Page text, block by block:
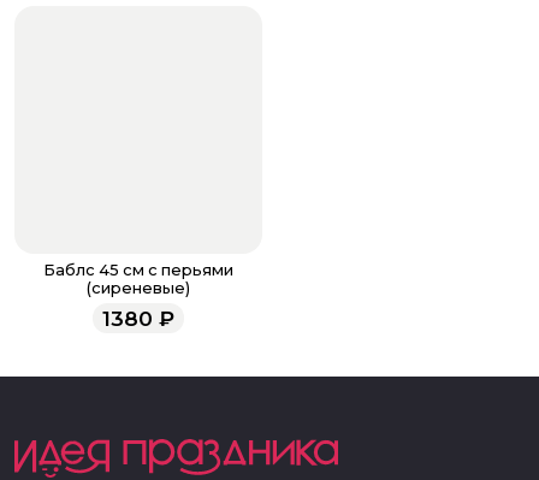
Баблс 45 см с перьями
(сиреневые)
1380 ₽